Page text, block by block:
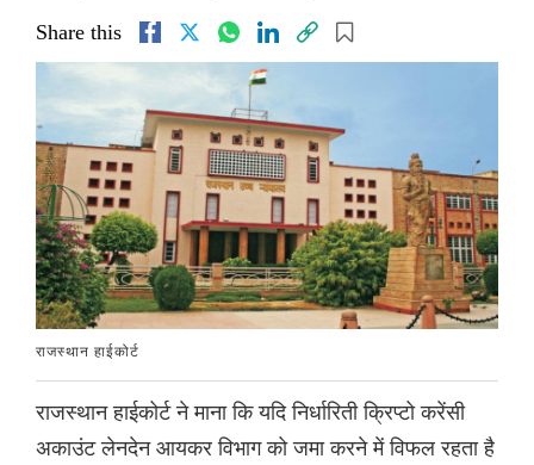
Share this
राजस्थान हाईकोर्ट
राजस्थान हाईकोर्ट ने माना कि यदि निर्धारिती क्रिप्टो करेंसी
अकाउंट लेनदेन आयकर विभाग को जमा करने में विफल रहता है